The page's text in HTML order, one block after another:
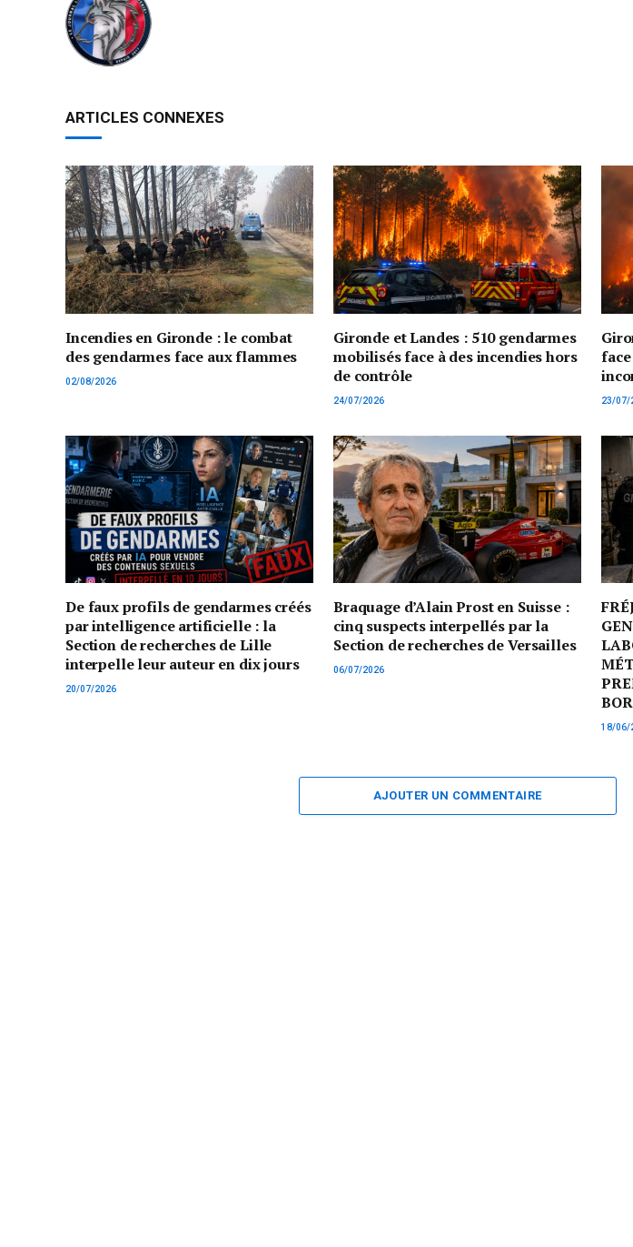
ARTICLES CONNEXES
Incendies en Gironde : le combat
des gendarmes face aux flammes
02/08/2026
Gironde et Landes : 510 gendarmes
mobilisés face à des incendies hors
de contrôle
24/07/2026 23/07/
De faux profils de gendarmes créés
par intelligence artificielle : la
Section de recherches de Lille
interpelle leur auteur en dix jours
20/07/2026
Braquage d’Alain Prost en Suisse :
cinq suspects interpellés par la
Section de recherches de Versailles
06/07/2026
18/06/
AJOUTER UN COMMENTAIRE